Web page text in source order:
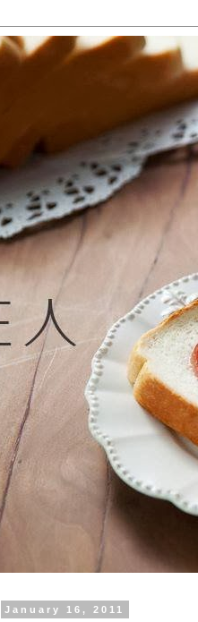
January 16, 2011